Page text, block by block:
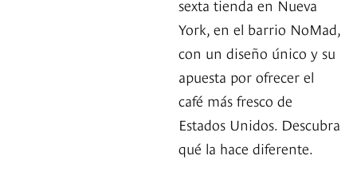
sexta tienda en Nueva
York, en el barrio NoMad,
con un diseño único y su
apuesta por ofrecer el
café más fresco de
Estados Unidos. Descubra
qué la hace diferente.